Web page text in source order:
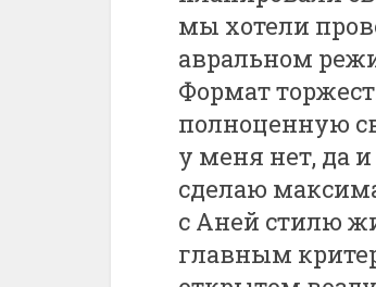
мы хотели
авральном
Формат
полноценную
у меня нет, да
сделаю
с Аней стилю
главным